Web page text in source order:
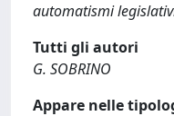
automatismi
Tutti gli autori
G. SOBRINO
Appare nelle